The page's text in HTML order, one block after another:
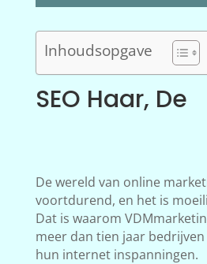
Inhoudsopgave
SEO Haar, De
De wereld van online
voortdurend, en het is
Dat is waarom
meer dan tien jaar
hun internet inspanningen.